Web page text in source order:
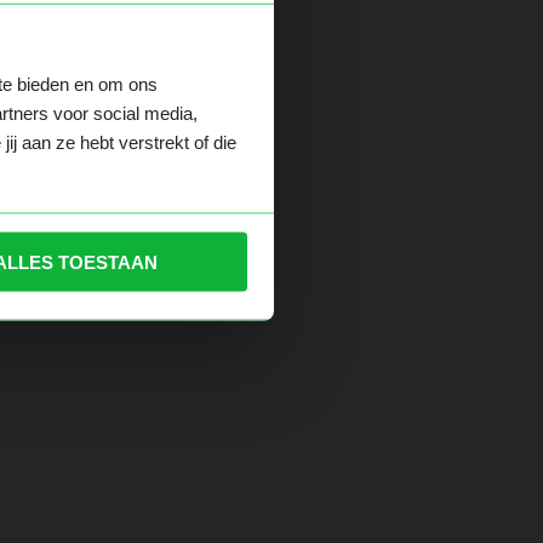
bieden en om ons
voor social media,
aan ze hebt verstrekt of die
TOESTAAN